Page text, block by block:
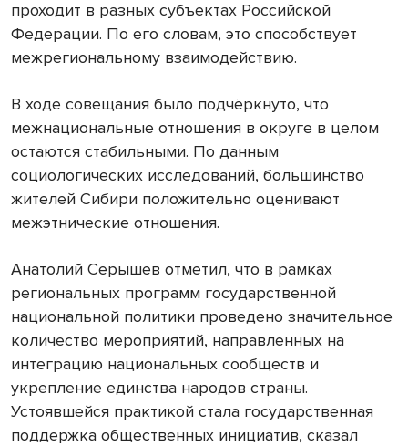
проходит в разных субъектах Российской
Федерации. По его словам, это способствует
межрегиональному взаимодействию.
В ходе совещания было подчёркнуто, что
межнациональные отношения в округе в целом
остаются стабильными. По данным
социологических исследований, большинство
жителей Сибири положительно оценивают
межэтнические отношения.
Анатолий Серышев отметил, что в рамках
региональных программ государственной
национальной политики проведено значительное
количество мероприятий, направленных на
интеграцию национальных сообществ и
укрепление единства народов страны.
Устоявшейся практикой стала государственная
поддержка общественных инициатив, сказал